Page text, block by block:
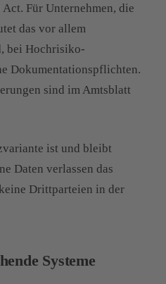
Für Unternehmen, die
das vor allem
bei Hochrisiko-
Dokumentationspflichten.
sind im Amtsblatt
ist und bleibt
Daten verlassen das
Drittparteien in der
Systeme